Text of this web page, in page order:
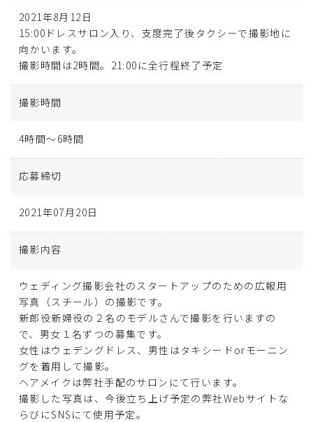
2021年8月12日
15:00ドレスサロン入り、支度完了後タクシーで撮影地に
向かいます。
撮影時間は2時間。21:00に全行程終了予定
撮影時間
4時間～6時間
応募締切
2021年07月20日
撮影内容
ウェディング撮影会社のスタートアップのための広報用
写真（スチール）の撮影です。
新郎役新婦役の２名のモデルさんで撮影を行いますの
で、男女１名ずつの募集です。
女性はウェデングドレス、男性はタキシードorモーニン
グを着用して撮影。
ヘアメイクは弊社手配のサロンにて行います。
撮影した写真は、今後立ち上げ予定の弊社Webサイトな
らびにSNSにて使用予定。